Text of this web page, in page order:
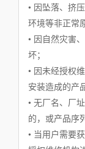
• 因坠落、挤
环境等非正常
• 因自然灾害
坏；
• 因未经授权
安装造成的产
• 无厂名、厂
的，或产品序
• 当用户需要